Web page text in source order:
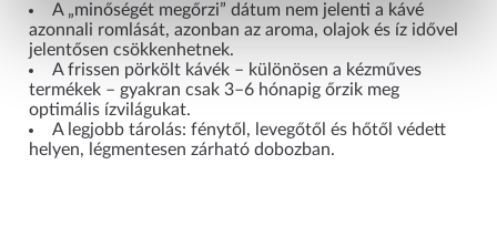
A „minőségét megőrzi” dátum nem jelenti a kávé
azonnali romlását, azonban az aroma, olajok és íz idővel
jelentősen csökkenhetnek.
A frissen pörkölt kávék – különösen a kézműves
termékek – gyakran csak 3–6 hónapig őrzik meg
optimális ízvilágukat.
A legjobb tárolás: fénytől, levegőtől és hőtől védett
helyen, légmentesen zárható dobozban.